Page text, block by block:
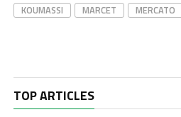
KOUMASSI
MARCET MERCATO
TOP ARTICLES